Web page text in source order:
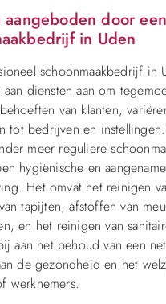
aangeboden door een
in Uden
schoonmaakbedrijf in
aan diensten aan om
van klanten,
tot bedrijven en
meer reguliere
hygiënische en
Het omvat het reinigen
tapijten, afstoffen van
en het reinigen van
aan het behoud van een
de gezondheid en het
werknemers.